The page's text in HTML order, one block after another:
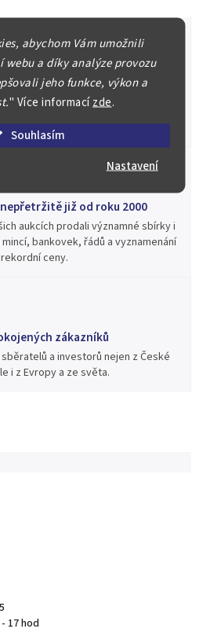
abychom Vám umožnili
a díky analýze provozu
jeho funkce, výkon a
" Více informacízde.
Souhlasím
Nastavení
za nejlepší ceny
znalců se Vám bude plně věnovat.
Vašeho materiálu, prodáme v naší
poradíme kam investovat.
nepřetržitě již od roku 2000
aukcích prodali významné sbírky i
bankovek, řádů a vyznamenání
ceny.
zákazníků
a investorů nejen z České
i z Evropy a ze světa.
17 hod